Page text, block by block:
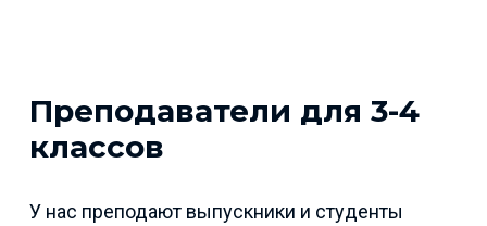
Преподаватели для 3-4
классов
У нас преподают выпускники и студенты